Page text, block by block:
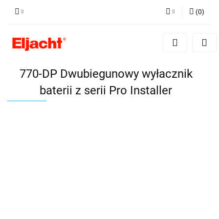
Zaloguj się
(0)
770-DP Dwubiegunowy wyłacznik
baterii z serii Pro Installer